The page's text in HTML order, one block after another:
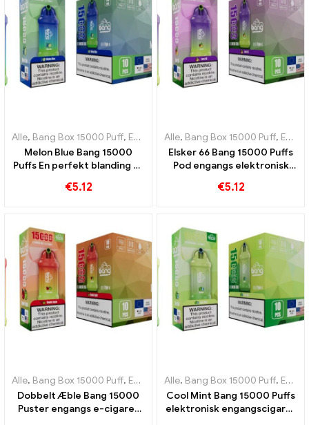
Alle, Bang Box 15000 Puff, Engangs e-cigaretter Sverige ,Engangs
Melon Blue Bang 15000
Puffs En perfekt blanding af
€5.12
Alle, Bang Box 15000 Puff, Engangs e-cigaretter Sverige
Elsker 66 Bang 15000 Puffs
Pod engangs elektronisk
kombination af friske
€5.12
Alle, Bang Box 15000 Puff, Engangs e-cigaretter Sverige ,Engangs
Dobbelt Æble Bang 15000
Puster engangs e-cigaret
Alle, Bang Box 15000 Puff, Engangs e-cigaretter Sverige
Cool Mint Bang 15000 Puffs
elektronisk engangscigaret